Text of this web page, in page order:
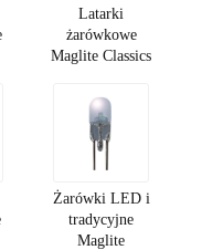
Latarki
żarówkowe
Maglite Classics
Żarówki LED i
tradycyjne
Maglite